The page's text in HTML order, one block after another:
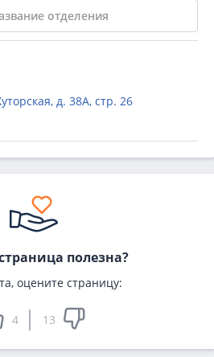
д. 38А, стр. 26
полезна?
оцените страницу:
4 13